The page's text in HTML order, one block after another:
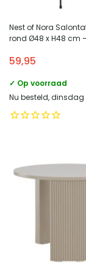
Nest of Nora
rond Ø48 x H48 cm
59,95
✓ Op voorraad
Nu besteld, dinsdag